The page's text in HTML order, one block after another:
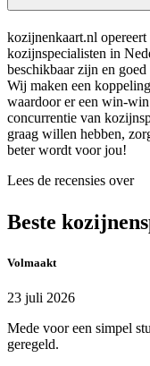
kozijnenkaart.nl
kozijnspecialisten in
beschikbaar zijn en
Wij maken een
waardoor er een win-
concurrentie van
graag willen hebben,
beter wordt voor jou!
Lees de recensies over
Beste
Volmaakt
23 juli 2026
Mede voor een simpel
geregeld.